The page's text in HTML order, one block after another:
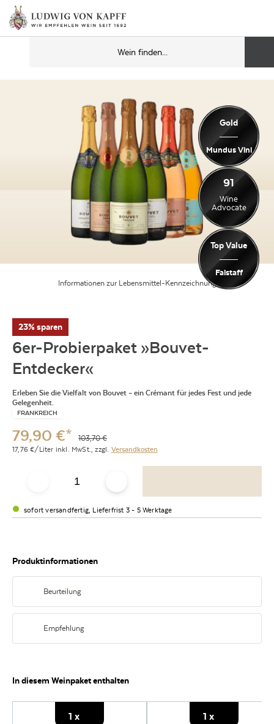
Informationen zur Lebensmittel-Kennzeichnung
Gold
Mundus Vini
91
Wine
Advocate
Top Value
Falstaff
23% sparen
6er-Probierpaket »Bouvet-
Entdecker«
Erleben Sie die Vielfalt von Bouvet – ein Crémant für jedes Fest und jede
Gelegenheit.
FRANKREICH
79,90 €* 103,70€
17,76 €/Liter inkl. MwSt., zzgl. Versandkosten
sofort versandfertig, Lieferfrist 3 - 5 Werktage
Produktinformationen
Beurteilung
Ein prickelndes Highlight, das zu jedem Anlass passt – ideal für
Champagner-Liebhaber und Einsteiger gleichermaßen.
Empfehlung
In diesem Weinpaket enthalten
1 x 1 x